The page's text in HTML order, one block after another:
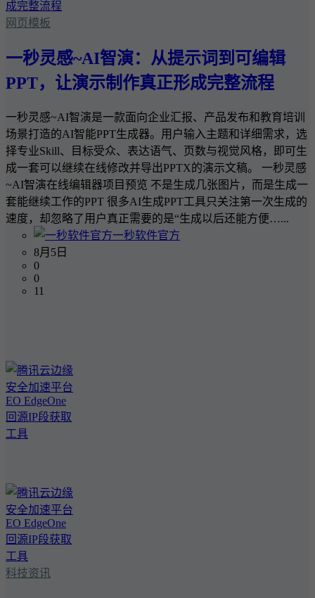
网页模板
一秒灵感~AI智演：从提示词到可编辑
PPT，让演示制作真正形成完整流程
一秒灵感~AI智演是一款面向企业汇报、产品发布和教育培训
场景打造的AI智能PPT生成器。用户输入主题和详细需求，选
择专业Skill、目标受众、表达语气、页数与视觉风格，即可生
成一套可以继续在线修改并导出PPTX的演示文稿。 一秒灵感
~AI智演在线编辑器项目预览 不是生成几张图片，而是生成一
套能继续工作的PPT 很多AI生成PPT工具只关注第一次生成的
速度，却忽略了用户真正需要的是“生成以后还能方便…...
一秒软件官方
8月5日
0
0
11
科技资讯